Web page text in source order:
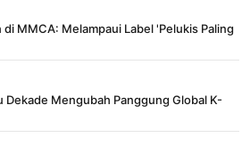
MMCA: Melampaui Label 'Pelukis Paling
Dekade Mengubah Panggung Global K-